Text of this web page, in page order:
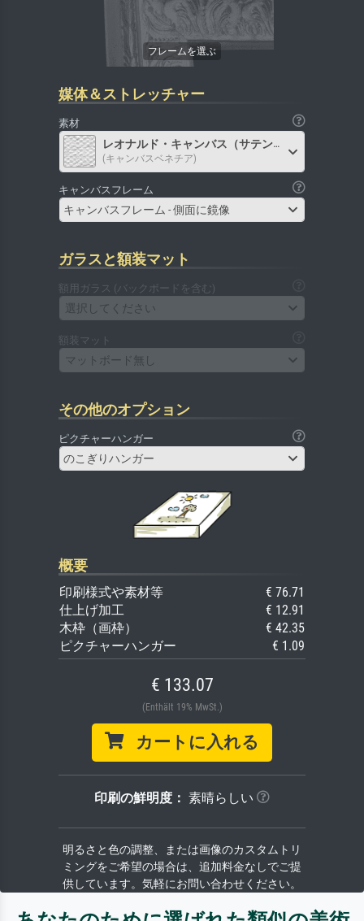
媒体＆ストレッチャー
素材
レオナルド・キャンバス（サテン）
(キャンバスベネチア)
キャンバスフレーム
キャンバスフレーム - 側面に鏡像
ガラスと額装マット
額用ガラス (バックボードを含む)
選択してください
額装マット
マットボード無し
その他のオプション
ピクチャーハンガー
のこぎりハンガー
概要
印刷様式や素材等
€ 76.71
仕上げ加工
€ 12.91
木枠（画枠）
€ 42.35
ピクチャーハンガー
€ 1.09
€ 133.07
(Enthält 19% MwSt.)
カートに入れる
印刷の鮮明度： 素晴らしい
明るさと色の調整、または画像のカスタムトリ
ミングをご希望の場合は、追加料金なしでご提
供しています。気軽にお問い合わせください。